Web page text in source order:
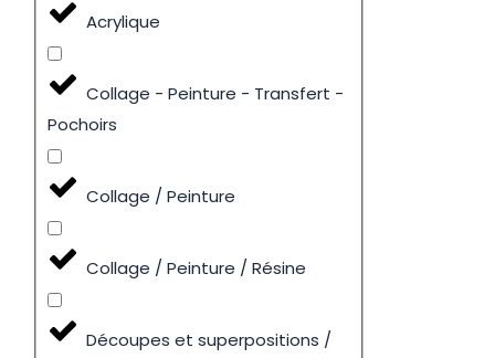
Acrylique
Collage - Peinture - Transfert -
Pochoirs
Collage / Peinture
Collage / Peinture / Résine
Découpes et superpositions /